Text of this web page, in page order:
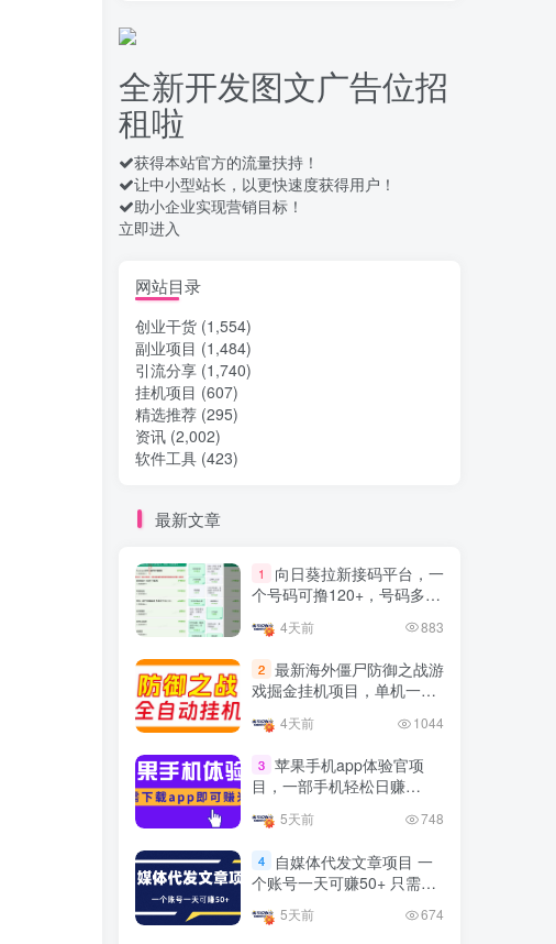
12 头条自动化操作发布文
13 最新 TB秒拍秒退项目 一
个TB号一天可做几百单 单
热门文章
想做项目可以联系虎哥微信 虎哥一对一
解答并且远程视频教学
TOP1
Google AdSense 新手接入
教程：虎哥手把手教你用网
站赚取美元收入
TOP2
质博主！
4年前 1.5W+人已阅读
网易云音乐黑胶会员，三个
官方免费领取教程，最高可
领1年
4年前 1.4W+人已阅读
十大电脑挂机赚钱
TOP5
全新开发图文广告位招
租啦
获得本站官方的流量扶持！
让中小型站长，以更快速度获得用户！
助小企业实现营销目标！
立即进入
网站目录
创业干货 (1,554)
副业项目 (1,484)
引流分享 (1,740)
挂机项目 (607)
精选推荐 (295)
资讯 (2,002)
软件工具 (423)
最新文章
1
向日葵拉新接码平台，一
个号码可撸120+，号码多的
4天前 883
2 最新海外僵尸防御之战游
戏掘金挂机项目，单机一天
4天前 1044
3 苹果手机app体验官项
目，一部手机轻松日赚
载安装app即可获取高额收
5天前 748
4
自媒体代发文章项目 一
个账号一天可赚50+ 只需动
5天前 674